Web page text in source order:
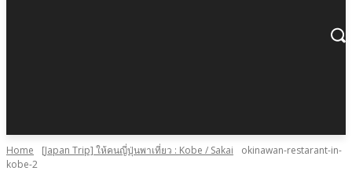
Home [Japan Trip] ให้คนญี่ปุ่นพาเที่ยว : Kobe / Sakai
okinawan-restarant-in-
kobe-2